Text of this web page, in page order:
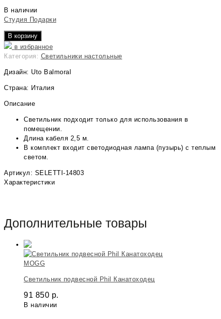
В наличии
Студия Подарки
В корзину
в избранное
Категория: Светильники настольные
Дизайн: Uto Balmoral
Страна: Италия
Описание
Светильник подходит только для использования в
помещении.
Длина кабеля 2,5 м.
В комплект входит светодиодная лампа (пузырь) с теплым
светом.
Артикул: SELETTI-14803
Характеристики
Дополнительные товары
MOGG
Светильник подвесной Phil Канатоходец
91 850 р.
В наличии